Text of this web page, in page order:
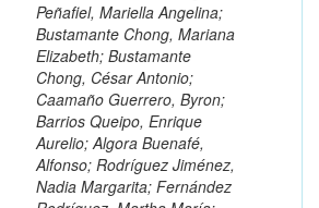
Peñafiel, Mariella Angelina;
Bustamante Chong, Mariana
Elizabeth; Bustamante
Chong, César Antonio;
Caamaño Guerrero, Byron;
Barrios Queipo, Enrique
Aurelio; Algora Buenafé,
Alfonso; Rodríguez Jiménez,
Nadia Margarita; Fernández